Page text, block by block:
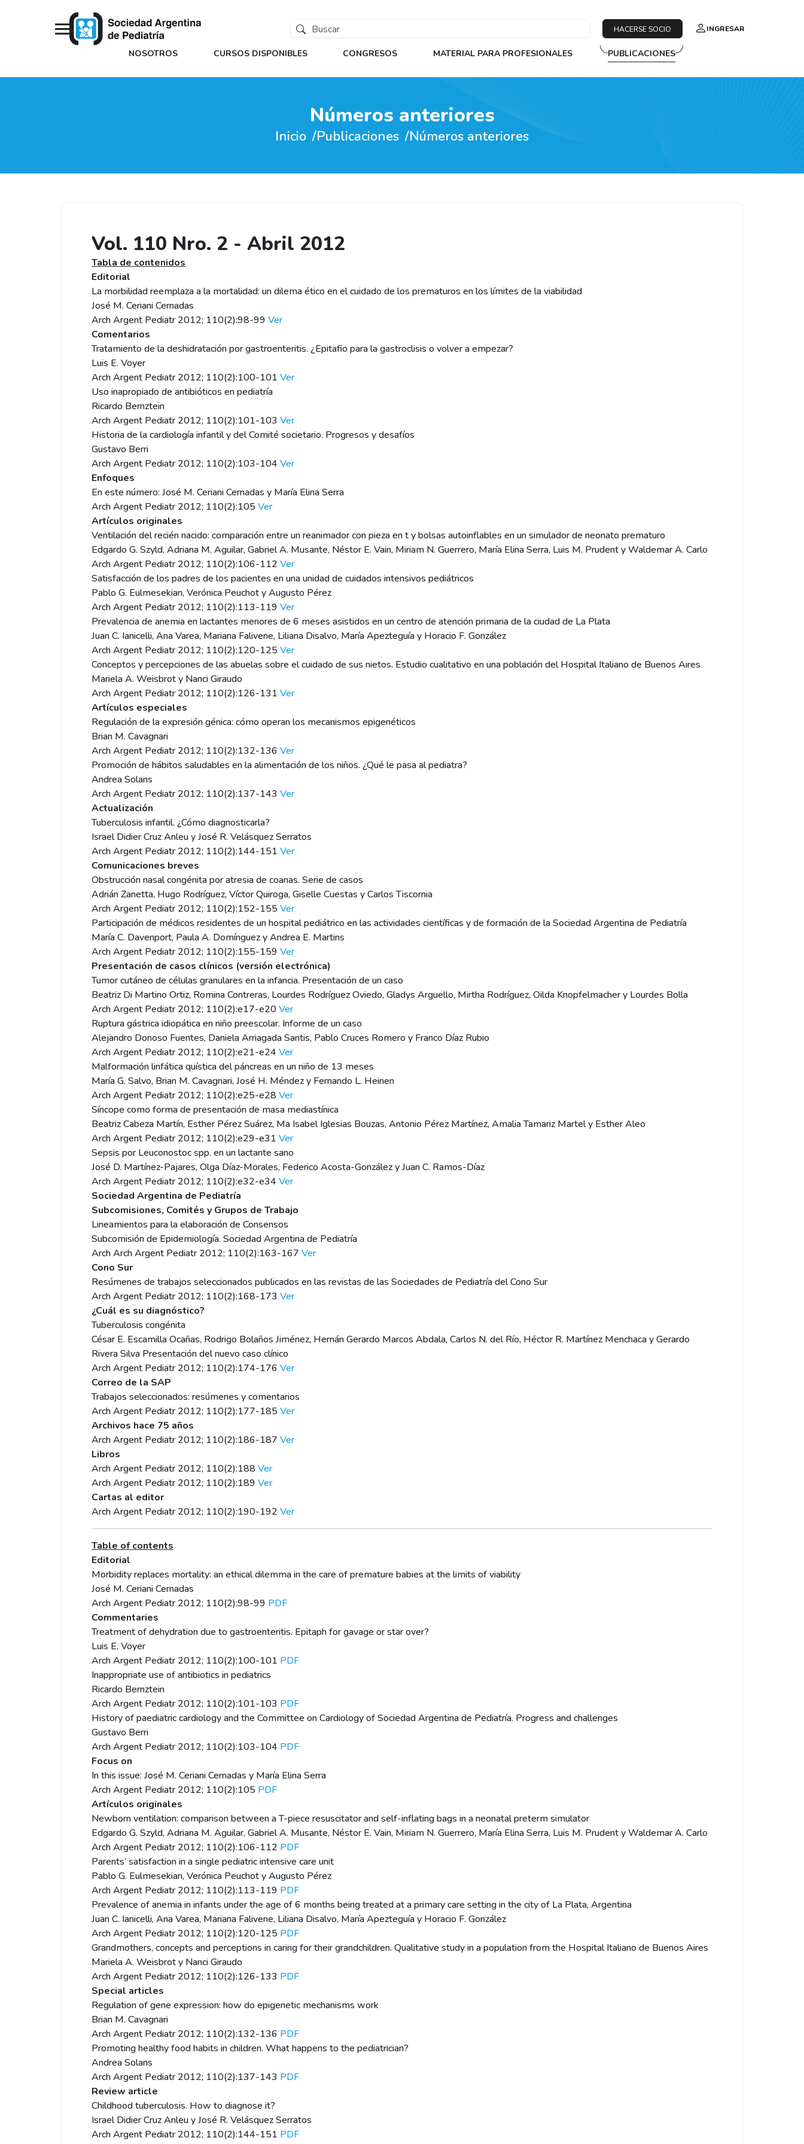
HACERSE SOCIO INGRESAR
NOSOTROS CURSOS DISPONIBLES CONGRESOS MATERIAL PARA PROFESIONALES PUBLICACIONES
Números anteriores
Inicio Publicaciones Números anteriores
Vol. 110 Nro. 2 - Abril 2012
Tabla de contenidos
Editorial
La morbilidad reemplaza a la mortalidad: un dilema ético en el cuidado de los prematuros en los límites de la viabilidad
José M. Ceriani Cernadas
Arch Argent Pediatr 2012; 110(2):98-99 Ver
Comentarios
Tratamiento de la deshidratación por gastroenteritis. ¿Epitafio para la gastroclisis o volver a empezar?
Luis E. Voyer
Arch Argent Pediatr 2012; 110(2):100-101 Ver
Uso inapropiado de antibióticos en pediatría
Ricardo Bernztein
Arch Argent Pediatr 2012; 110(2):101-103 Ver
Historia de la cardiología infantil y del Comité societario. Progresos y desafíos
Gustavo Berri
Arch Argent Pediatr 2012; 110(2):103-104 Ver
Enfoques
En este número: José M. Ceriani Cernadas y María Elina Serra
Arch Argent Pediatr 2012; 110(2):105Ver
Artículos originales
Ventilación del recién nacido: comparación entre un reanimador con pieza en t y bolsas autoinflables en un simulador de neonato prematuro
Edgardo G. Szyld, Adriana M. Aguilar, Gabriel A. Musante, Néstor E. Vain, Miriam N. Guerrero, María Elina Serra, Luis M. Prudent y Waldemar A. Carlo
Arch Argent Pediatr 2012; 110(2):106-112 Ver
Satisfacción de los padres de los pacientes en una unidad de cuidados intensivos pediátricos
Pablo G. Eulmesekian, Verónica Peuchot y Augusto Pérez
Arch Argent Pediatr 2012; 110(2):113-119 Ver
Prevalencia de anemia en lactantes menores de 6 meses asistidos en un centro de atención primaria de la ciudad de La Plata
Juan C. Ianicelli, Ana Varea, Mariana Falivene, Liliana Disalvo, María Apezteguía y Horacio F. González
Arch Argent Pediatr 2012; 110(2):120-125Ver
Conceptos y percepciones de las abuelas sobre el cuidado de sus nietos. Estudio cualitativo en una población del Hospital Italiano de Buenos Aires
Mariela A. Weisbrot y Nanci Giraudo
Arch Argent Pediatr 2012; 110(2):126-131 Ver
Artículos especiales
Regulación de la expresión génica: cómo operan los mecanismos epigenéticos
Brian M. Cavagnari
Arch Argent Pediatr 2012; 110(2):132-136 Ver
Promoción de hábitos saludables en la alimentación de los niños. ¿Qué le pasa al pediatra?
Andrea Solans
Arch Argent Pediatr 2012; 110(2):137-143 Ver
Actualización
Tuberculosis infantil. ¿Cómo diagnosticarla?
Israel Didier Cruz Anleu y José R. Velásquez Serratos
Arch Argent Pediatr 2012; 110(2):144-151 Ver
Comunicaciones breves
Obstrucción nasal congénita por atresia de coanas. Serie de casos
Adrián Zanetta, Hugo Rodríguez, Víctor Quiroga, Giselle Cuestas y Carlos Tiscornia
Arch Argent Pediatr 2012; 110(2):152-155Ver
Participación de médicos residentes de un hospital pediátrico en las actividades científicas y de formación de la Sociedad Argentina de Pediatría
María C. Davenport, Paula A. Domínguez y Andrea E. Martins
Arch Argent Pediatr 2012; 110(2):155-159 Ver
Presentación de casos clínicos (versión electrónica)
Tumor cutáneo de células granulares en la infancia. Presentación de un caso
Beatriz Di Martino Ortiz, Romina Contreras, Lourdes Rodríguez Oviedo, Gladys Arguello, Mirtha Rodríguez, Oilda Knopfelmacher y Lourdes Bolla
Arch Argent Pediatr 2012; 110(2):e17-e20Ver
Ruptura gástrica idiopática en niño preescolar. Informe de un caso
Alejandro Donoso Fuentes, Daniela Arriagada Santis, Pablo Cruces Romero y Franco Díaz Rubio
Arch Argent Pediatr 2012; 110(2):e21-e24 Ver
Malformación linfática quística del páncreas en un niño de 13 meses
María G. Salvo, Brian M. Cavagnari, José H. Méndez y Fernando L. Heinen
Arch Argent Pediatr 2012; 110(2):e25-e28 Ver
Síncope como forma de presentación de masa mediastínica
Beatriz Cabeza Martín, Esther Pérez Suárez, Ma Isabel Iglesias Bouzas, Antonio Pérez Martínez, Amalia Tamariz Martel y Esther Aleo
Arch Argent Pediatr 2012; 110(2):e29-e31 Ver
Sepsis por Leuconostoc spp. en un lactante sano
José D. Martínez-Pajares, Olga Díaz-Morales, Federico Acosta-González y Juan C. Ramos-Díaz
Arch Argent Pediatr 2012; 110(2):e32-e34 Ver
Sociedad Argentina de Pediatría
Subcomisiones, Comités y Grupos de Trabajo
Lineamientos para la elaboración de Consensos
Subcomisión de Epidemiología. Sociedad Argentina de Pediatría
Arch Arch Argent Pediatr 2012; 110(2):163-167 Ver
Cono Sur
Resúmenes de trabajos seleccionados publicados en las revistas de las Sociedades de Pediatría del Cono Sur
Arch Argent Pediatr 2012; 110(2):168-173 Ver
¿Cuál es su diagnóstico?
Tuberculosis congénita
César E. Escamilla Ocañas, Rodrigo Bolaños Jiménez, Hernán Gerardo Marcos Abdala, Carlos N. del Río, Héctor R. Martínez Menchaca y Gerardo
Rivera Silva Presentación del nuevo caso clínico
Arch Argent Pediatr 2012; 110(2):174-176 Ver
Correo de la SAP
Trabajos seleccionados: resúmenes y comentarios
Arch Argent Pediatr 2012; 110(2):177-185Ver
Archivos hace 75 años
Arch Argent Pediatr 2012; 110(2):186-187 Ver
Libros
Arch Argent Pediatr 2012; 110(2):188 Ver
Arch Argent Pediatr 2012; 110(2):189 Ver
Cartas al editor
Arch Argent Pediatr 2012; 110(2):190-192 Ver
Table of contents
Editorial
Morbidity replaces mortality: an ethical dilemma in the care of premature babies at the limits of viability
José M. Ceriani Cernadas
Arch Argent Pediatr 2012; 110(2):98-99 PDF
Commentaries
Treatment of dehydration due to gastroenteritis. Epitaph for gavage or star over?
Luis E. Voyer
Arch Argent Pediatr 2012; 110(2):100-101 PDF
Inappropriate use of antibiotics in pediatrics
Ricardo Bernztein
Arch Argent Pediatr 2012; 110(2):101-103 PDF
History of paediatric cardiology and the Committee on Cardiology of Sociedad Argentina de Pediatría. Progress and challenges
Gustavo Berri
Arch Argent Pediatr 2012; 110(2):103-104 PDF
Focus on
In this issue: José M. Ceriani Cernadas y María Elina Serra
Arch Argent Pediatr 2012; 110(2):105 PDF
Artículos originales
Newborn ventilation: comparison between a T-piece resuscitator and self-inflating bags in a neonatal preterm simulator
Edgardo G. Szyld, Adriana M. Aguilar, Gabriel A. Musante, Néstor E. Vain, Miriam N. Guerrero, María Elina Serra, Luis M. Prudent y Waldemar A. Carlo
Arch Argent Pediatr 2012; 110(2):106-112 PDF
Parents’ satisfaction in a single pediatric intensive care unit
Pablo G. Eulmesekian, Verónica Peuchot y Augusto Pérez
Arch Argent Pediatr 2012; 110(2):113-119 PDF
Prevalence of anemia in infants under the age of 6 months being treated at a primary care setting in the city of La Plata, Argentina
Juan C. Ianicelli, Ana Varea, Mariana Falivene, Liliana Disalvo, María Apezteguía y Horacio F. González
Arch Argent Pediatr 2012; 110(2):120-125 PDF
Grandmothers, concepts and perceptions in caring for their grandchildren. Qualitative study in a population from the Hospital Italiano de Buenos Aires
Mariela A. Weisbrot y Nanci Giraudo
Arch Argent Pediatr 2012; 110(2):126-133 PDF
Special articles
Regulation of gene expression: how do epigenetic mechanisms work
Brian M. Cavagnari
Arch Argent Pediatr 2012; 110(2):132-136 PDF
Promoting healthy food habits in children. What happens to the pediatrician?
Andrea Solans
Arch Argent Pediatr 2012; 110(2):137-143 PDF
Review article
Childhood tuberculosis. How to diagnose it?
Israel Didier Cruz Anleu y José R. Velásquez Serratos
Arch Argent Pediatr 2012; 110(2):144-151 PDF